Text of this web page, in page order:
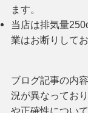
ます。
当店は排気量
業はお断りしてお
ブログ記事の内
況が異なってお
や正確性につい